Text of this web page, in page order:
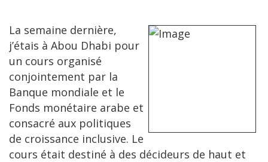
La semaine dernière,
j’étais à Abou Dhabi pour
un cours organisé
conjointement par la
Banque mondiale et le
Fonds monétaire arabe et
consacré aux politiques
de croissance inclusive. Le
cours était destiné à des décideurs de haut et